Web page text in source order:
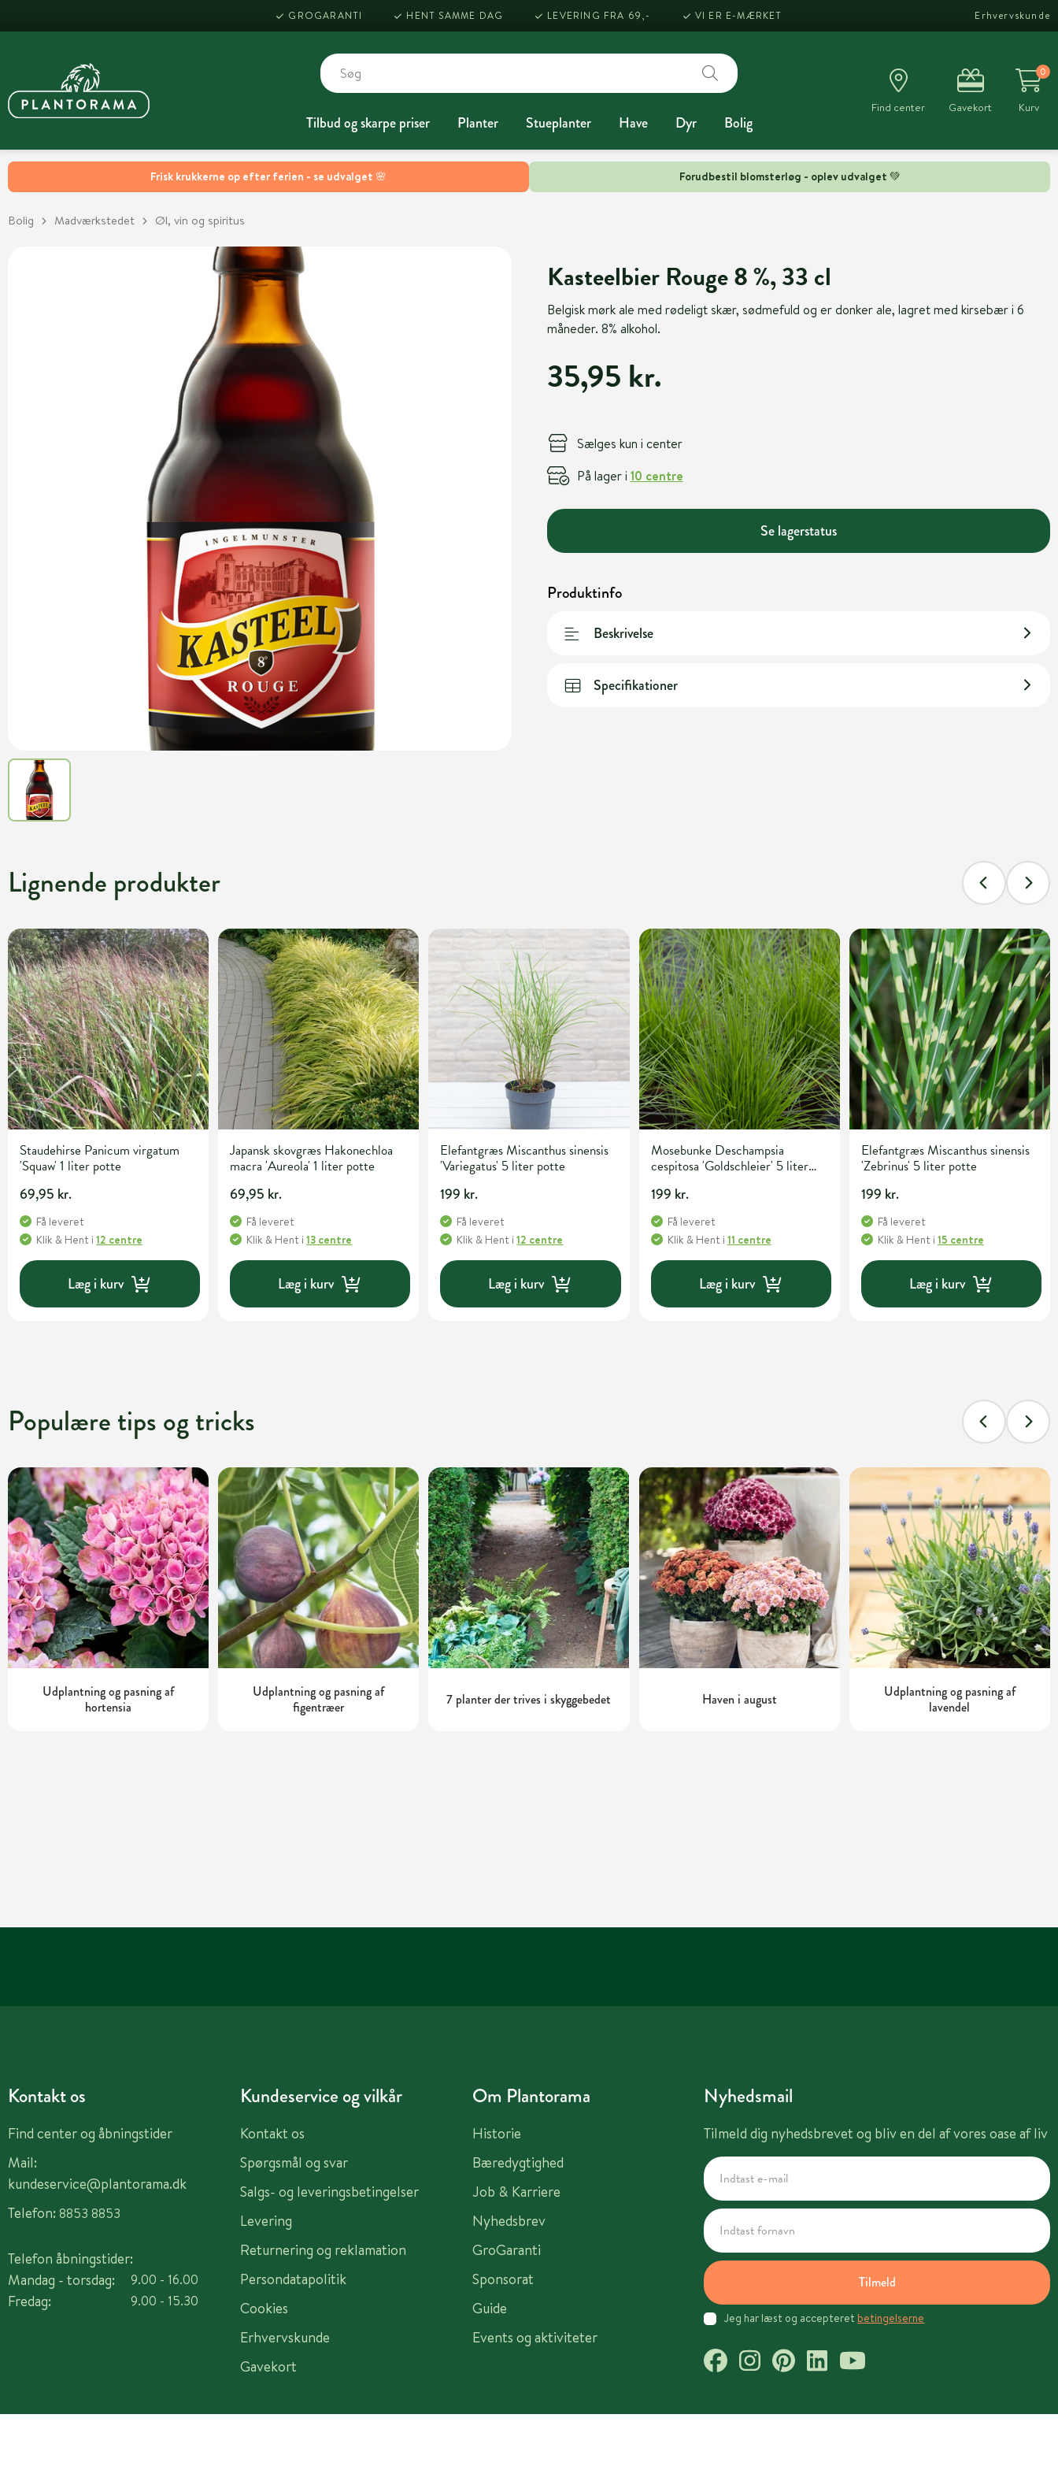
Frisk krukkerne op efter ferien - se udvalget 🌸 Forudbestil blomsterløg - oplev udvalget 💚
GROGARANTI HENT SAMME DAG LEVERING FRA 69,- VI ER E-MÆRKET Erhvervskunde
Tilbud og skarpe priser Planter Stueplanter Have Dyr Bolig
Find center Gavekort
0
Kurv
Bolig Madværkstedet Øl, vin og spiritus
Kasteelbier Rouge 8 %, 33 cl
Belgisk mørk ale med rødeligt skær, sødmefuld og er donker ale, lagret med kirsebær i 6
måneder. 8% alkohol.
35,95 kr.
Sælges kun i center
På lager i 10 centre
Se lagerstatus
Produktinfo
Beskrivelse
Specifikationer
Lignende produkter
Staudehirse Panicum virgatum
'Squaw' 1 liter potte
69,95 kr.
Få leveret
Klik & Hent i 12 centre
Læg i kurv
Japansk skovgræs Hakonechloa
macra 'Aureola' 1 liter potte
69,95 kr.
Få leveret
Klik & Hent i13 centre
Læg i kurv
Elefantgræs Miscanthus sinensis
'Variegatus' 5 liter potte
199 kr.
Få leveret
Klik & Hent i12 centre
Læg i kurv
Mosebunke Deschampsia
cespitosa 'Goldschleier' 5 liter
199 kr.
Få leveret
Klik & Hent i 11 centre
Læg i kurv
Elefantgræs Miscanthus sinensis
'Zebrinus' 5 liter potte
199 kr.
Få leveret
Klik & Hent i 15 centre
Læg i kurv
Populære tips og tricks
Udplantning og pasning af
hortensia
Udplantning og pasning af
figentræer
7 planter der trives i skyggebedet Haven i august
Udplantning og pasning af
lavendel
Kontakt os
Find center og åbningstider
Mail:
kundeservice@plantorama.dk
Telefon: 8853 8853
Telefon åbningstider:
Mandag - torsdag:
Fredag:
9.00 - 16.00
9.00 - 15.30
Kundeservice og vilkår
Kontakt os
Spørgsmål og svar
Salgs- og leveringsbetingelser
Levering
Returnering og reklamation
Persondatapolitik
Cookies
Erhvervskunde
Gavekort
Om Plantorama
Historie
Bæredygtighed
Job & Karriere
Nyhedsbrev
GroGaranti
Sponsorat
Guide
Events og aktiviteter
Nyhedsmail
Tilmeld dig nyhedsbrevet og bliv en del af vores oase af liv
Tilmeld
Jeg har læst og accepteret betingelserne